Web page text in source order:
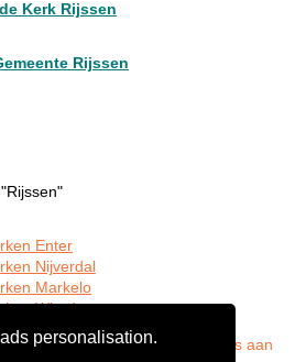
personalisation.
Kerk Rijssen
Rijssen
Enter
Nijverdal
Markelo
Wierden
in Rijssen?Meld een bedrijf gratis aan